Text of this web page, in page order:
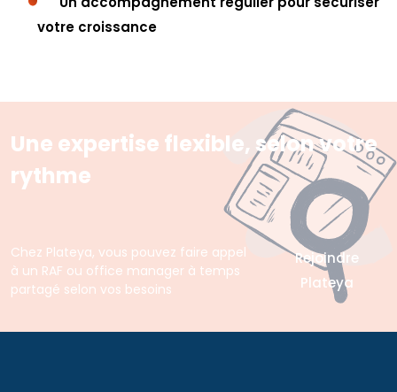
votre croissance
Une expertise flexible, selon votre
rythme
Chez Plateya, vous pouvez faire appel
à un RAF ou office manager à temps
partagé selon vos besoins
Rejoindre
Plateya